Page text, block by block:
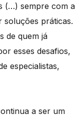
(…) sempre com a
soluções práticas.
de quem já
esses desafios,
especialistas,
a ser um